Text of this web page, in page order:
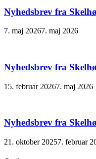
Nyhedsbrev fra
7. maj 20267. maj 2026
Nyhedsbrev fra
15. februar 20267. maj 2026
Nyhedsbrev fra
21. oktober 20257. februar